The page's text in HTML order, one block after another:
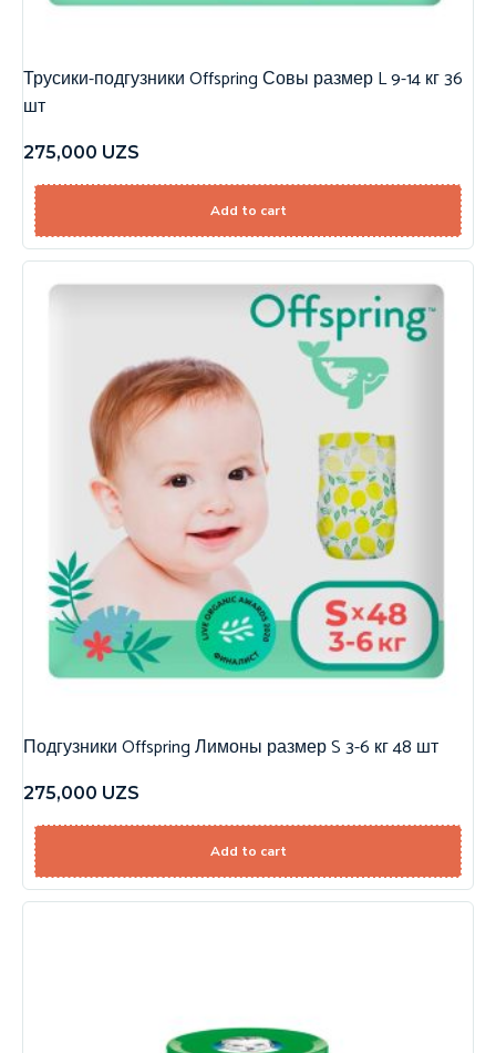
Трусики-подгузники Offspring Совы размер L 9-14 кг 36
шт
275,000 UZS
Add to cart
Подгузники Offspring Лимоны размер S 3-6 кг 48 шт
275,000 UZS
Add to cart